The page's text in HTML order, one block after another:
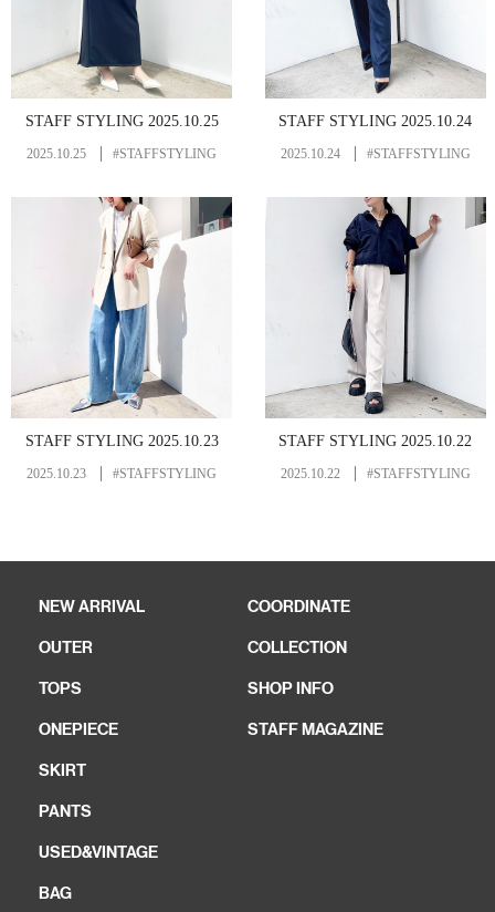
STAFF STYLING 2025.10.25
2025.10.25 #STAFFSTYLING
STAFF STYLING 2025.10.24
2025.10.24 #STAFFSTYLING
STAFF STYLING 2025.10.23
2025.10.23 #STAFFSTYLING
STAFF STYLING 2025.10.22
2025.10.22 #STAFFSTYLING
NEW ARRIVAL
OUTER
TOPS
ONEPIECE
SKIRT
PANTS
USED&VINTAGE
BAG
COORDINATE
COLLECTION
SHOP INFO
STAFF MAGAZINE